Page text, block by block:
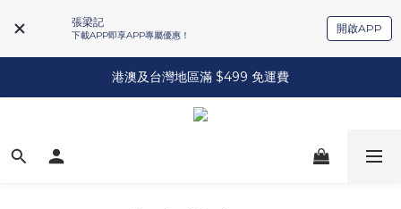
張梁記
下載APP即享APP專屬優惠！
開啟APP
港澳及台灣地區滿 $499 免運費